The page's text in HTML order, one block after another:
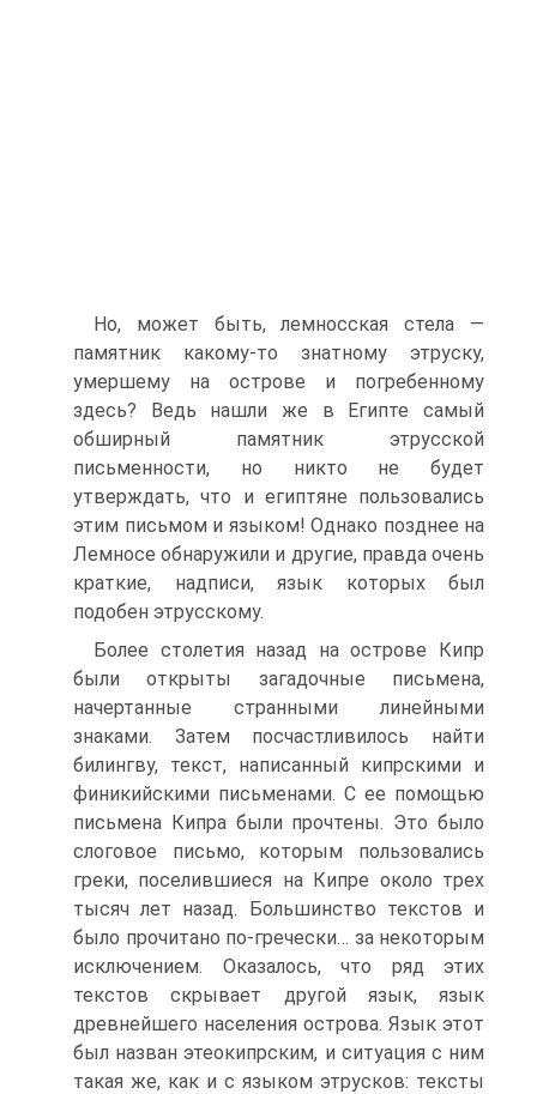
Но, может быть, лемносская стела —
памятник какому-то знатному этруску,
умершему на острове и погребенному
здесь? Ведь нашли же в Египте самый
обширный памятник этрусской
письменности, но никто не будет
утверждать, что и египтяне пользовались
этим письмом и языком! Однако позднее на
Лемносе обнаружили и другие, правда очень
краткие, надписи, язык которых был
подобен этрусскому.
Более столетия назад на острове Кипр
были открыты загадочные письмена,
начертанные странными линейными
знаками. Затем посчастливилось найти
билингву, текст, написанный кипрскими и
финикийскими письменами. С ее помощью
письмена Кипра были прочтены. Это было
слоговое письмо, которым пользовались
греки, поселившиеся на Кипре около трех
тысяч лет назад. Большинство текстов и
было прочитано по-гречески… за некоторым
исключением. Оказалось, что ряд этих
текстов скрывает другой язык, язык
древнейшего населения острова. Язык этот
был назван этеокипрским, и ситуация с ним
такая же, как и с языком этрусков: тексты